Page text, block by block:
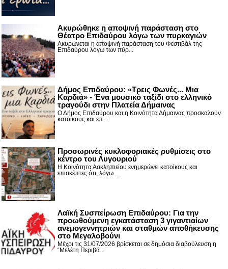
Ακυρώθηκε η αποψινή παράσταση στο
Θέατρο Επιδαύρου λόγω των πυρκαγιών
Ακυρώνεται η αποψινή παράσταση του Φεστιβάλ της
Επιδαύρου λόγω των πύρ...
Δήμος Επιδαύρου: «Τρεις Φωνές... Μια
Καρδιά» - Ένα μουσικό ταξίδι στο ελληνικό
τραγούδι στην Πλατεία Δήμαινας
Ο Δήμος Επιδαύρου και η Κοινότητα Δήμαινας προσκαλούν
κατοίκους και επ...
Προσωρινές κυκλοφοριακές ρυθμίσεις στο
κέντρο του Λυγουριού
Η Κοινότητα Ασκληπιείου ενημερώνει κατοίκους και
επισκέπτες ότι, λόγω ...
Λαϊκή Συσπείρωση Επιδαύρου: Για την
προωθούμενη εγκατάσταση 3 γιγαντιαίων
ανεμογεννητριών και σταθμών αποθήκευσης
στο Μεγαλοβούνι
Μέχρι τις 31/07/2026 βρίσκεται σε δημόσια διαβούλευση η
“Μελέτη Περιβά...